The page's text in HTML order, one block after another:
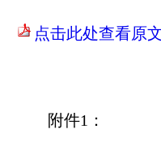
点击此处查看原
附件1：